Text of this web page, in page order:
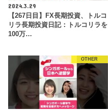
2024.3.29
【267日目】FX長期投資、トルコ
リラ長期投資日記：トルコリラを
100万…
OTHER